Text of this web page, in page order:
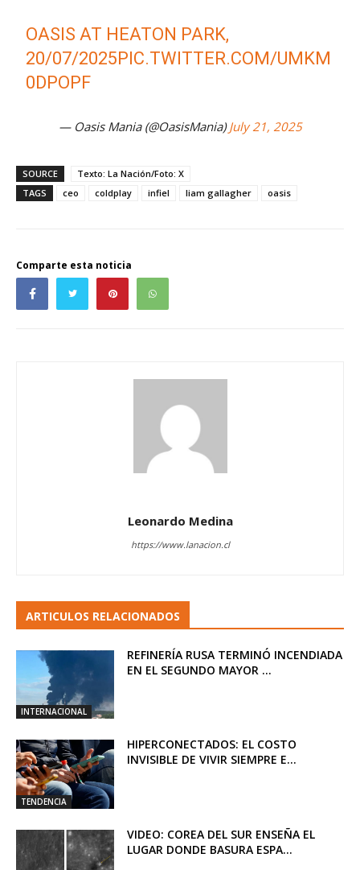
OASIS AT HEATON PARK,
20/07/2025PIC.TWITTER.COM/UMKM
0DPOPF
— Oasis Mania (@OasisMania)July 21, 2025
SOURCE
Texto: La Nación/Foto: X
TAGS
ceo coldplay infiel liam gallagher oasis
Comparte esta noticia
Leonardo Medina
https://www.lanacion.cl
ARTICULOS RELACIONADOS
INTERNACIONAL
REFINERÍA RUSA TERMINÓ INCENDIADA
EN EL SEGUNDO MAYOR ...
TENDENCIA
HIPERCONECTADOS: EL COSTO
INVISIBLE DE VIVIR SIEMPRE E...
VIDEO: COREA DEL SUR ENSEÑA EL
LUGAR DONDE BASURA ESPA...